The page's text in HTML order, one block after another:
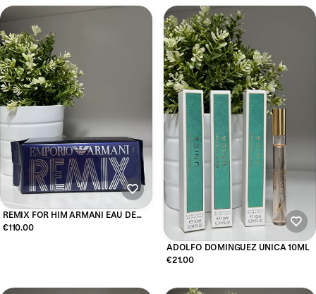
REMIX FOR HIM ARMANI EAU DE
TOILETTE 100ML
€110.00
ADOLFO DOMINGUEZ UNICA 10ML
€21.00